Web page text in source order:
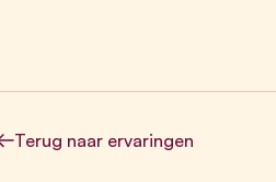
Terug naar ervaringen